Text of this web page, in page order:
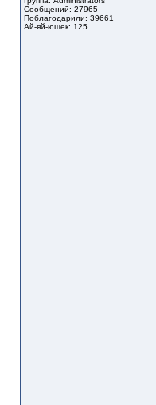
Сообщений: 27965
Поблагодарили: 39661
Ай-яй-юшек: 125